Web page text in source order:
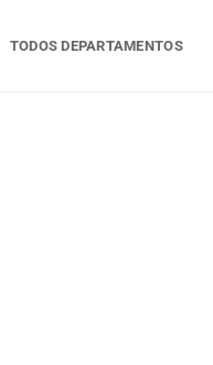
TODOS DEPARTAMENTOS